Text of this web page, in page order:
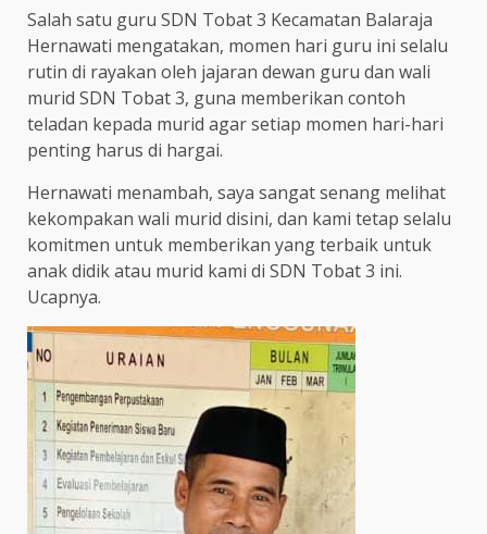
Salah satu guru SDN Tobat 3 Kecamatan Balaraja
Hernawati mengatakan, momen hari guru ini selalu
rutin di rayakan oleh jajaran dewan guru dan wali
murid SDN Tobat 3, guna memberikan contoh
teladan kepada murid agar setiap momen hari-hari
penting harus di hargai.
Hernawati menambah, saya sangat senang melihat
kekompakan wali murid disini, dan kami tetap selalu
komitmen untuk memberikan yang terbaik untuk
anak didik atau murid kami di SDN Tobat 3 ini.
Ucapnya.